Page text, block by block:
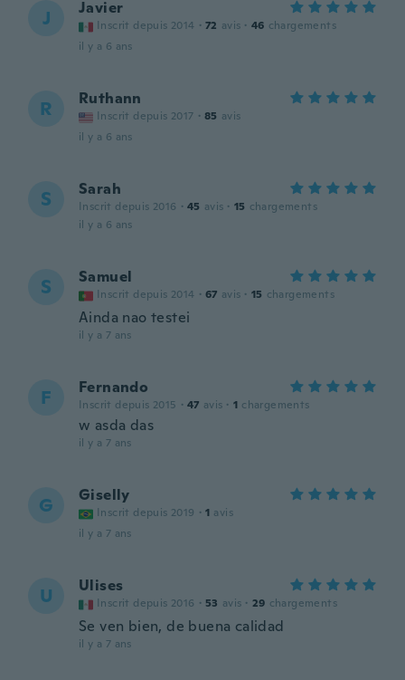
J Javier
Inscrit depuis 2014 · 72 avis · 46 chargements
il y a 6 ans
R Ruthann
Inscrit depuis 2017 · 85 avis
il y a 6 ans
S Sarah
Inscrit depuis 2016 · 45 avis · 15 chargements
il y a 6 ans
S Samuel
Inscrit depuis 2014 · 67 avis · 15 chargements
Ainda nao testei
il y a 7 ans
F Fernando
Inscrit depuis 2015 · 47 avis · 1 chargements
w asda das
il y a 7 ans
G Giselly
Inscrit depuis 2019 · 1 avis
il y a 7 ans
U Ulises
Inscrit depuis 2016 · 53 avis · 29 chargements
Se ven bien, de buena calidad
il y a 7 ans